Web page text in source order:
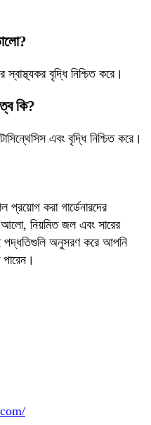
বৃদ্ধি নিশ্চিত করে।
কি?
এবং বৃদ্ধি নিশ্চিত করে।
করা গার্ডেনারদের
আলো, নিয়মিত জল এবং সারের
পদ্ধতিগুলি অনুসরণ করে আপনি